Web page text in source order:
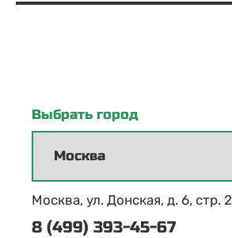
Выбрать город
Москва, ул. Донская, д. 6, стр. 2
8 (499) 393-45-67